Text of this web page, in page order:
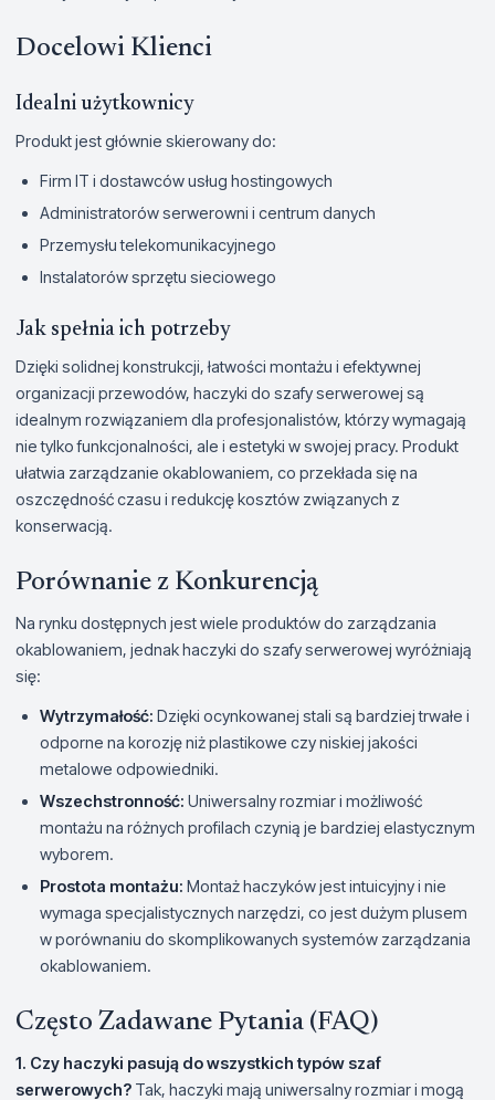
Docelowi Klienci
Idealni użytkownicy
Produkt jest głównie skierowany do:
Firm IT i dostawców usług hostingowych
Administratorów serwerowni i centrum danych
Przemysłu telekomunikacyjnego
Instalatorów sprzętu sieciowego
Jak spełnia ich potrzeby
Dzięki solidnej konstrukcji, łatwości montażu i efektywnej
organizacji przewodów, haczyki do szafy serwerowej są
idealnym rozwiązaniem dla profesjonalistów, którzy wymagają
nie tylko funkcjonalności, ale i estetyki w swojej pracy. Produkt
ułatwia zarządzanie okablowaniem, co przekłada się na
oszczędność czasu i redukcję kosztów związanych z
konserwacją.
Porównanie z Konkurencją
Na rynku dostępnych jest wiele produktów do zarządzania
okablowaniem, jednak haczyki do szafy serwerowej wyróżniają
się:
Wytrzymałość: Dzięki ocynkowanej stali są bardziej trwałe i
odporne na korozję niż plastikowe czy niskiej jakości
metalowe odpowiedniki.
Wszechstronność: Uniwersalny rozmiar i możliwość
montażu na różnych profilach czynią je bardziej elastycznym
wyborem.
Prostota montażu: Montaż haczyków jest intuicyjny i nie
wymaga specjalistycznych narzędzi, co jest dużym plusem
w porównaniu do skomplikowanych systemów zarządzania
okablowaniem.
Często Zadawane Pytania (FAQ)
1. Czy haczyki pasują do wszystkich typów szaf
serwerowych? Tak, haczyki mają uniwersalny rozmiar i mogą